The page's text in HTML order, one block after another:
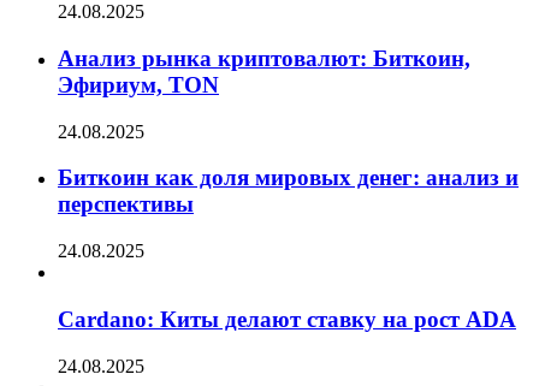
24.08.2025
Анализ рынка криптовалют: Биткоин,
Эфириум, TON
24.08.2025
Биткоин как доля мировых денег: анализ и
перспективы
24.08.2025
Cardano: Киты делают ставку на рост ADA
24.08.2025